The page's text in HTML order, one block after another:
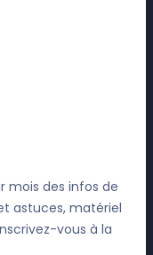
mois des infos de
astuces, matériel
vous à la